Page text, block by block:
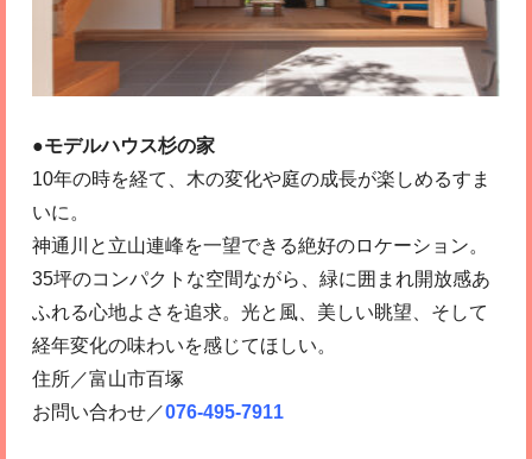
●モデルハウス杉の家
10年の時を経て、木の変化や庭の成長が楽しめるすま
いに。
神通川と立山連峰を一望できる絶好のロケーション。
35坪のコンパクトな空間ながら、緑に囲まれ開放感あ
ふれる心地よさを追求。光と風、美しい眺望、そして
経年変化の味わいを感じてほしい。
住所／富山市百塚
お問い合わせ／076-495-7911